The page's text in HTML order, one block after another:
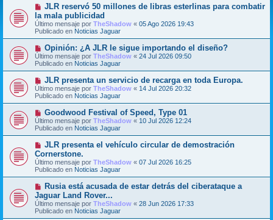
N
e
v
o
m
e
n
s
a
e
JLR reservó 50 millones de libras esterlinas para combatir
la mala publicidad
Último mensaje por TheShadow « 05 Ago 2026 19:43
Publicado en Noticias Jaguar
N
u
e
v
m
e
n
s
a
j
e
Opinión: ¿A JLR le sigue importando el diseño?
Último mensaje por TheShadow « 24 Jul 2026 09:50
Publicado en Noticias Jaguar
N
u
e
v
m
e
n
s
a
j
e
JLR presenta un servicio de recarga en toda Europa.
Último mensaje por TheShadow « 14 Jul 2026 20:32
Publicado en Noticias Jaguar
N
u
e
v
m
e
n
s
a
e
Goodwood Festival of Speed, Type 01
Último mensaje por TheShadow « 10 Jul 2026 12:24
Publicado en Noticias Jaguar
N
e
v
o
m
n
s
a
JLR presenta el vehículo circular de demostración
Cornerstone.
Último mensaje por TheShadow « 07 Jul 2026 16:25
Publicado en Noticias Jaguar
N
e
v
o
Rusia está acusada de estar detrás del ciberataque a
Jaguar Land Rover...
Último mensaje por TheShadow « 28 Jun 2026 17:33
Publicado en Noticias Jaguar